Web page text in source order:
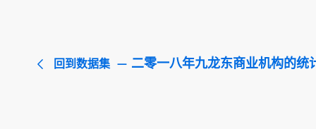
回到数据集 二零一八年九龙东商业机构的统